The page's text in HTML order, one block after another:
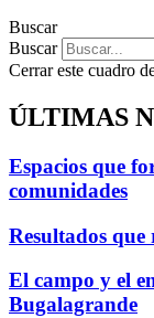
Buscar
Buscar
Cerrar este cuadro
ÚLTIMAS
Espacios que
comunidades
Resultados
El campo y el
Bugalagrande